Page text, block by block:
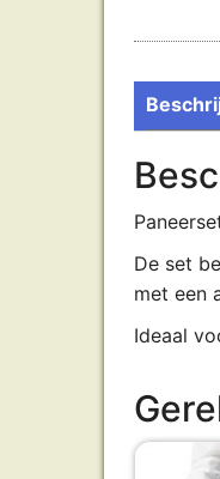
De set
met een
Ideaal